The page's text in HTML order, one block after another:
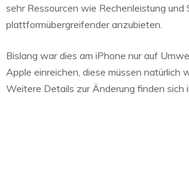
sehr Ressourcen wie Rechenleistung
plattformübergreifender anzubieten.
Bislang war dies am iPhone nur auf
Apple einreichen, diese müssen
Weitere Details zur Änderung finden sich